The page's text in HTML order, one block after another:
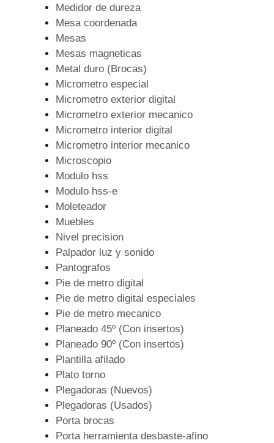
Medidor de dureza
Mesa coordenada
Mesas
Mesas magneticas
Metal duro (Brocas)
Micrometro especial
Micrometro exterior digital
Micrometro exterior mecanico
Micrometro interior digital
Micrometro interior mecanico
Microscopio
Modulo hss
Modulo hss-e
Moleteador
Muebles
Nivel precision
Palpador luz y sonido
Pantografos
Pie de metro digital
Pie de metro digital especiales
Pie de metro mecanico
Planeado 45º (Con insertos)
Planeado 90º (Con insertos)
Plantilla afilado
Plato torno
Plegadoras (Nuevos)
Plegadoras (Usados)
Porta brocas
Porta herramienta desbaste-afino